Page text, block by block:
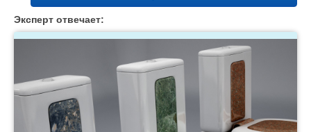
Эксперт отвечает: